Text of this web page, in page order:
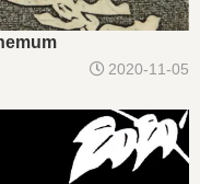
2020-11-05